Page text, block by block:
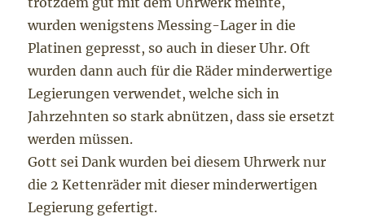
wurden wenigstens Messing-Lager in die
Platinen gepresst, so auch in dieser Uhr. Oft
wurden dann auch für die Räder minderwertige
Legierungen verwendet, welche sich in
Jahrzehnten so stark abnützen, dass sie ersetzt
werden müssen.
Gott sei Dank wurden bei diesem Uhrwerk nur
die 2 Kettenräder mit dieser minderwertigen
Legierung gefertigt.